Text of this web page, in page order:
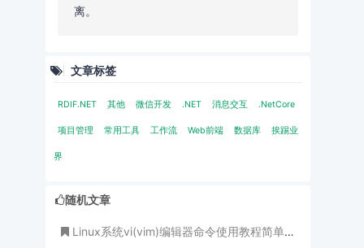
离。
文章标签
RDIF.NET 其他 微信开发 .NET 消息交互 .NetCore
项目管理 常用工具 工作流 Web前端 数据库 挨踢业
界
随机文章
Linux系统vi(vim)编辑器命令使用教程简单介绍